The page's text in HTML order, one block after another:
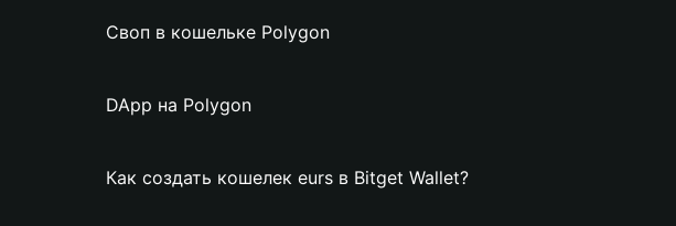
Своп в кошельке Polygon
DApp на Polygon
Как создать кошелек eurs в Bitget Wallet?